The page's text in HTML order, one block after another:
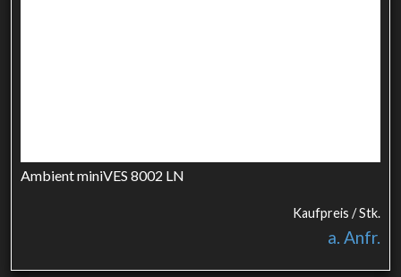
Ambient miniVES 8002 LN
Kaufpreis / Stk.
a. Anfr.